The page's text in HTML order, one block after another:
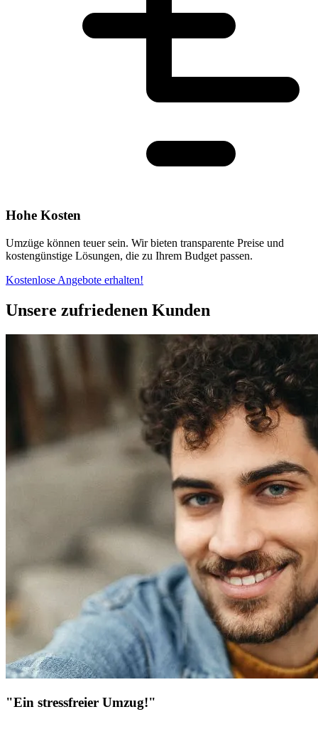
Hohe Kosten
Umzüge können teuer sein. Wir bieten transparente Preise und
kostengünstige Lösungen, die zu Ihrem Budget passen.
Kostenlose Angebote erhalten!
Unsere zufriedenen Kunden
"Ein stressfreier Umzug!"